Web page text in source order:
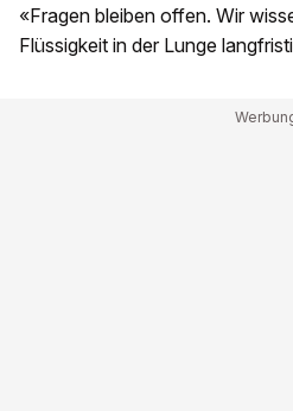
«Fragen bleiben offen. Wir
Flüssigkeit in der Lunge